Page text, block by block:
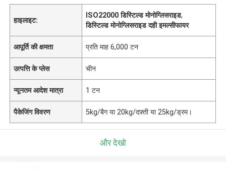
हाइलाइट:
ISO22000 डिस्टिल्ड मोनोग्लिसराइड,
डिस्टिल्ड मोनोग्लिसराइड दही इमल्सीफायर
आपूर्ति की क्षमता प्रति माह 6,000 टन
उत्पत्ति के प्लेस चीन
न्यूनतम आदेश मात्रा 1 टन
पैकेजिंग विवरण 5kg/बैग या 20kg/दफ़्ती या 25kg/ड्रम।
और देखो